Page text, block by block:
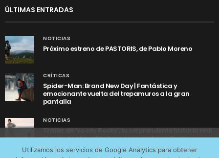
ÚLTIMAS ENTRADAS
NOTICIAS
Próximo estreno de PASTORIS, de Pablo Moreno
CRÍTICAS
Spider-Man: Brand New Day | Fantástica y
emocionante vuelta del trepamuros a la gran
pantalla
NOTICIAS
Tráiler de ‘Yo soy Rocky’, la sorprendente historia real
detrás de cómo Stallone se convirtió en Rocky
Utilizamos los servicios de Google Analytics para obtener
tráfico web que recibimos y conocer los servicios que